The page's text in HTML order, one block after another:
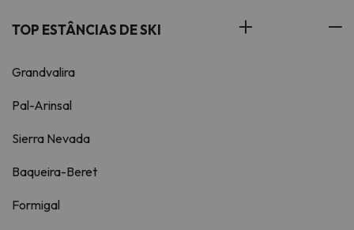
TOP ESTÂNCIAS DE SKI
Grandvalira
Pal-Arinsal
Sierra Nevada
Baqueira-Beret
Formigal